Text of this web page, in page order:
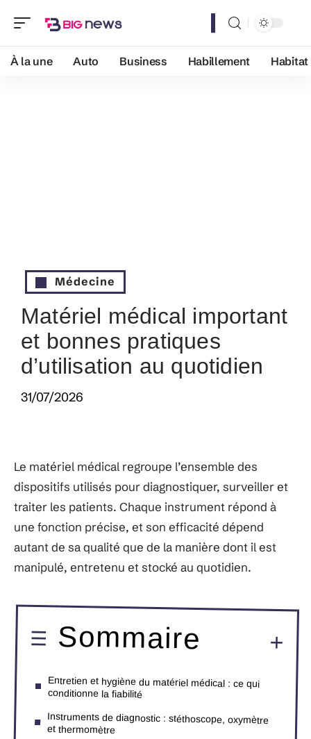
À la une Auto Business Habillement Habitat
Médecine
Matériel médical important
et bonnes pratiques
d’utilisation au quotidien
31/07/2026
Le matériel médical regroupe l’ensemble des
dispositifs utilisés pour diagnostiquer, surveiller et
traiter les patients. Chaque instrument répond à
une fonction précise, et son efficacité dépend
autant de sa qualité que de la manière dont il est
manipulé, entretenu et stocké au quotidien.
Sommaire
Entretien et hygiène du matériel médical : ce qui
conditionne la fiabilité
Instruments de diagnostic : stéthoscope, oxymètre
et thermomètre